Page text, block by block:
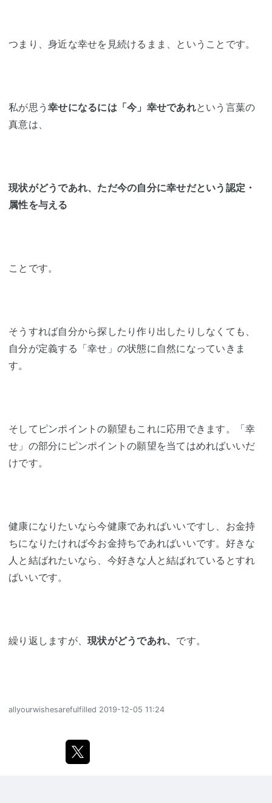
つまり、身近な幸せを見続けるまま、ということです。
私が思う 幸せになるには「今」幸せであれという言葉の
真意は、
現状がどうであれ、ただ今の自分に幸せだという認定・
属性を与える
ことです。
そうすれば自分から探したり作り出したりしなくても、
自分が定義する「幸せ」の状態に自然になっていきま
す。
そしてピンポイントの願望もこれに応用できます。「幸
せ」の部分にピンポイントの願望を当てはめればいいだ
けです。
健康になりたいなら今健康であればいいですし、お金持
ちになりたければ今お金持ちであればいいです。好きな
人と結ばれたいなら、今好きな人と結ばれているとすれ
ばいいです。
繰り返しますが、 現状がどうであれ、 です。
allyourwishesarefulfilled 2019-12-05 11:24